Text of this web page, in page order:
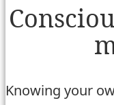
Knowing your